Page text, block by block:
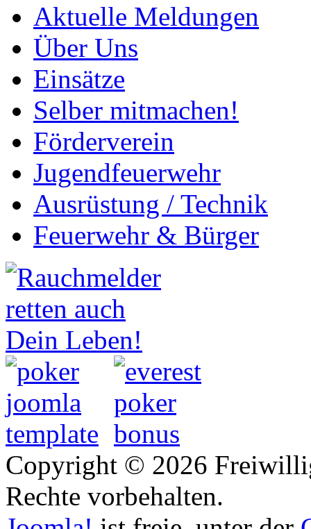
Aktuelle Meldungen
Über Uns
Einsätze
Selber mitmachen!
Förderverein
Jugendfeuerwehr
Ausrüstung / Technik
Feuerwehr & Bürger
Copyright © 2026
Rechte vorbehalten.